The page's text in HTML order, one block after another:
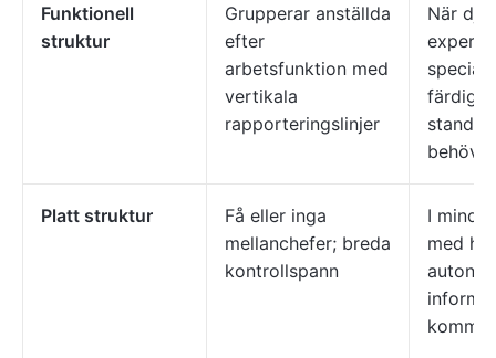
Funktionell
struktur
Grupperar anställda
efter
arbetsfunktion med
vertikala
rapporteringslinjer
När
behövs
Platt struktur
Få eller inga
mellanchefer; breda
kontrollspann
I
med